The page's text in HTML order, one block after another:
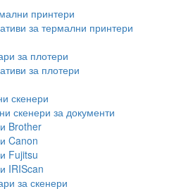
принтери
за термални принтери
за плотери
за плотери
скенери
скенери за документи
Brother
Canon
Fujitsu
IRIScan
за скенери